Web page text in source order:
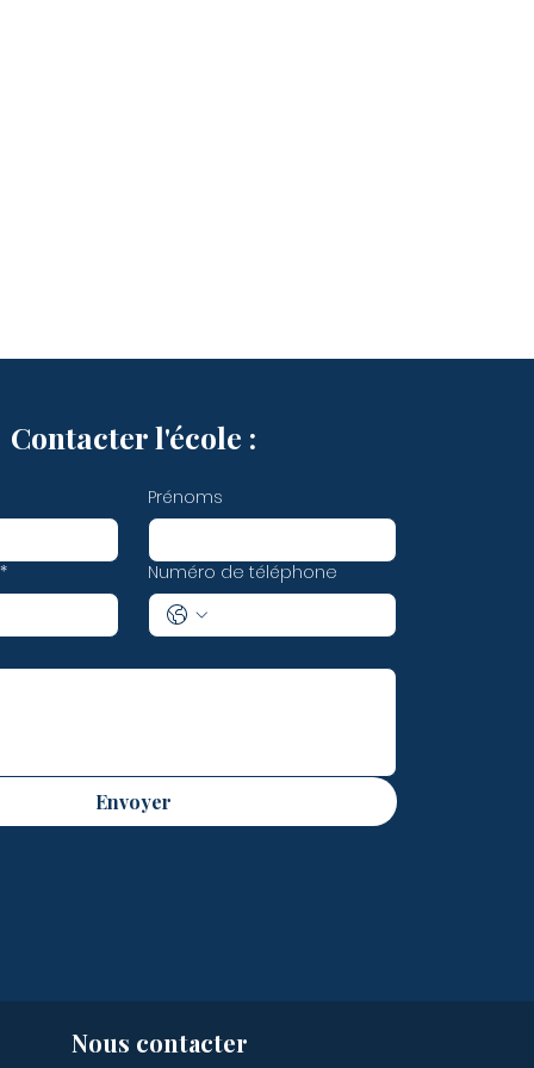
Contacter l'école :
Prénoms
* Numéro de téléphone
Envoyer
Nous contacter